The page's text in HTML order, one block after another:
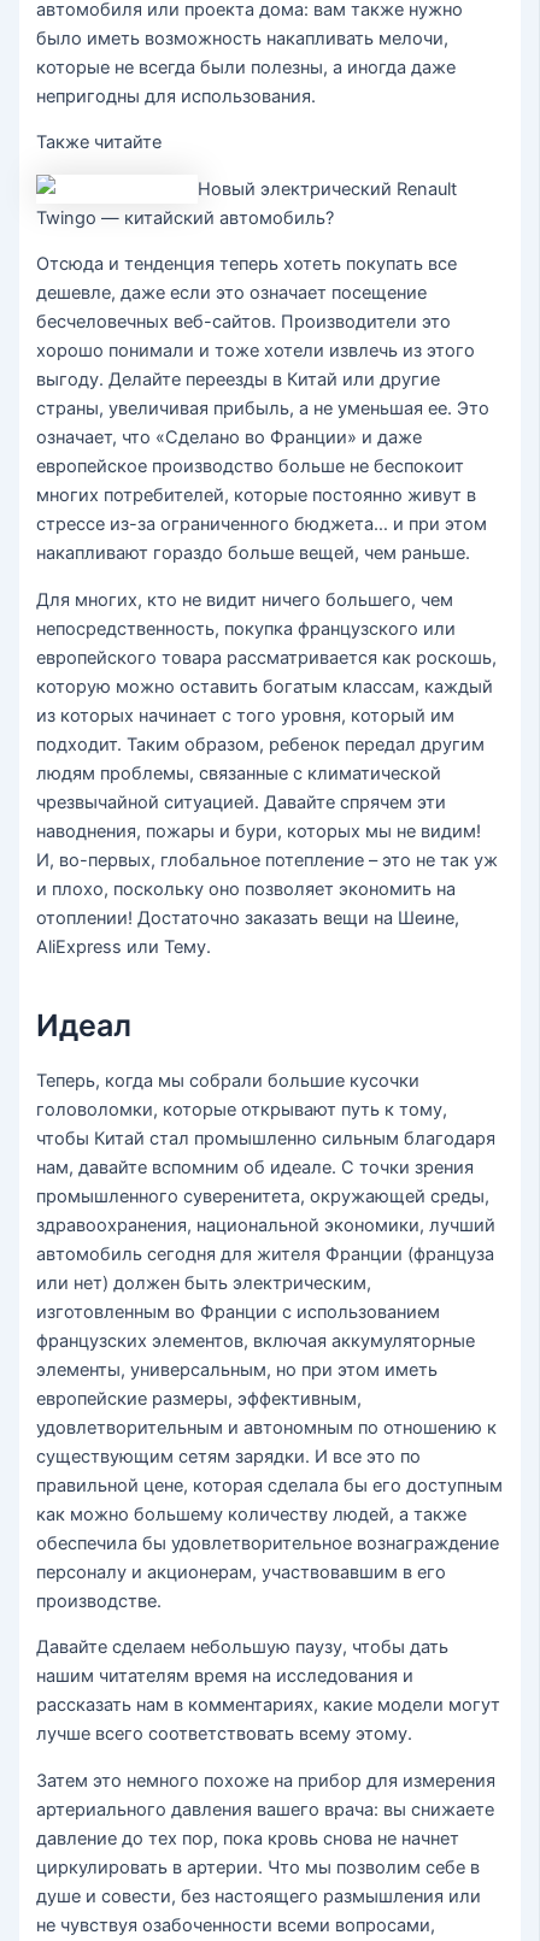
автомобиля или проекта дома: вам также нужно
было иметь возможность накапливать мелочи,
которые не всегда были полезны, а иногда даже
непригодны для использования.
Также читайте
Новый электрический Renault
Twingo — китайский автомобиль?
Отсюда и тенденция теперь хотеть покупать все
дешевле, даже если это означает посещение
бесчеловечных веб-сайтов. Производители это
хорошо понимали и тоже хотели извлечь из этого
выгоду. Делайте переезды в Китай или другие
страны, увеличивая прибыль, а не уменьшая ее. Это
означает, что «Сделано во Франции» и даже
европейское производство больше не беспокоит
многих потребителей, которые постоянно живут в
стрессе из-за ограниченного бюджета… и при этом
накапливают гораздо больше вещей, чем раньше.
Для многих, кто не видит ничего большего, чем
непосредственность, покупка французского или
европейского товара рассматривается как роскошь,
которую можно оставить богатым классам, каждый
из которых начинает с того уровня, который им
подходит. Таким образом, ребенок передал другим
людям проблемы, связанные с климатической
чрезвычайной ситуацией. Давайте спрячем эти
наводнения, пожары и бури, которых мы не видим!
И, во-первых, глобальное потепление – это не так уж
и плохо, поскольку оно позволяет экономить на
отоплении! Достаточно заказать вещи на Шеине,
AliExpress или Тему.
Идеал
Теперь, когда мы собрали большие кусочки
головоломки, которые открывают путь к тому,
чтобы Китай стал промышленно сильным благодаря
нам, давайте вспомним об идеале. С точки зрения
промышленного суверенитета, окружающей среды,
здравоохранения, национальной экономики, лучший
автомобиль сегодня для жителя Франции (француза
или нет) должен быть электрическим,
изготовленным во Франции с использованием
французских элементов, включая аккумуляторные
элементы, универсальным, но при этом иметь
европейские размеры, эффективным,
удовлетворительным и автономным по отношению к
существующим сетям зарядки. И все это по
правильной цене, которая сделала бы его доступным
как можно большему количеству людей, а также
обеспечила бы удовлетворительное вознаграждение
персоналу и акционерам, участвовавшим в его
производстве.
Давайте сделаем небольшую паузу, чтобы дать
нашим читателям время на исследования и
рассказать нам в комментариях, какие модели могут
лучше всего соответствовать всему этому.
Затем это немного похоже на прибор для измерения
артериального давления вашего врача: вы снижаете
давление до тех пор, пока кровь снова не начнет
циркулировать в артерии. Что мы позволим себе в
душе и совести, без настоящего размышления или
не чувствуя озабоченности всеми вопросами,